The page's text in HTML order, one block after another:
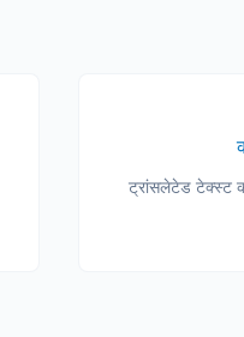
ट्रांसलेटेड टेक्स्ट